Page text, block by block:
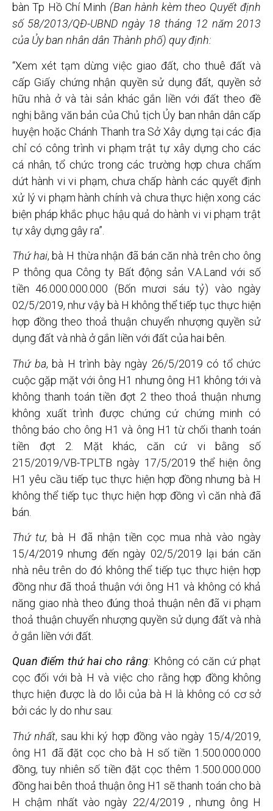
bàn Tp Hồ Chí Minh (Ban hành kèm theo Quyết định
số 58/2013/QĐ-UBND ngày 18 tháng 12 năm 2013
của Ủy ban nhân dân Thành phố) quy định:
“Xem xét tạm dừng việc giao đất, cho thuê đất và
cấp Giấy chứng nhận quyền sử dụng đất, quyền sở
hữu nhà ở và tài sản khác gắn liền với đất theo đề
nghị bằng văn bản của Chủ tịch Ủy ban nhân dân cấp
huyện hoặc Chánh Thanh tra Sở Xây dựng tại các địa
chỉ có công trình vi phạm trật tự xây dựng cho các
cá nhân, tổ chức trong các trường hợp chưa chấm
dứt hành vi vi phạm, chưa chấp hành các quyết định
xử lý vi phạm hành chính và chưa thực hiện xong các
biện pháp khắc phục hậu quả do hành vi vi phạm trật
tự xây dựng gây ra”.
Thứ hai, bà H thừa nhận đã bán căn nhà trên cho ông
P thông qua Công ty Bất động sản V.A.Land với số
tiền 46.000.000.000 (Bốn mươi sáu tỷ) vào ngày
02/5/2019, như vậy bà H không thể tiếp tục thực hiện
hợp đồng theo thoả thuận chuyển nhượng quyền sử
dụng đất và nhà ở gắn liền với đất của hai bên.
Thứ ba, bà H trình bày ngày 26/5/2019 có tổ chức
cuộc gặp mặt với ông H1 nhưng ông H1 không tới và
không thanh toán tiền đợt 2 theo thoả thuận nhưng
không xuất trình được chứng cứ chứng minh có
thông báo cho ông H1 và ông H1 từ chối thanh toán
tiền đợt 2. Mặt khác, căn cứ vi bằng số
215/2019/VB-TPLTB ngày 17/5/2019 thể hiện ông
H1 yêu cầu tiếp tục thực hiện hợp đồng nhưng bà H
không thể tiếp tục thực hiện hợp đồng vì căn nhà đã
bán.
Thứ tư, bà H đã nhận tiền cọc mua nhà vào ngày
15/4/2019 nhưng đến ngày 02/5/2019 lại bán căn
nhà nêu trên do đó không thể tiếp tục thực hiện hợp
đồng như đã thoả thuận với ông H1 và không có khả
năng giao nhà theo đúng thoả thuận nên đã vi phạm
thoả thuận chuyển nhượng quyền sử dụng đất và nhà
ở gắn liền với đất.
Quan điểm thứ hai cho rằng: Không có căn cứ phạt
cọc đối với bà H và việc cho rằng hợp đồng không
thực hiện được là do lỗi của bà H là không có cơ sở
bởi các ly do như sau:
Thứ nhất, sau khi ký hợp đồng vào ngày 15/4/2019,
ông H1 đã đặt cọc cho bà H số tiền 1.500.000.000
đồng, tuy nhiên số tiền đặt cọc thêm 1.500.000.000
đồng hai bên thoả thuận ông H1 sẽ thanh toán cho bà
H chậm nhất vào ngày 22/4/2019 , nhưng ông H